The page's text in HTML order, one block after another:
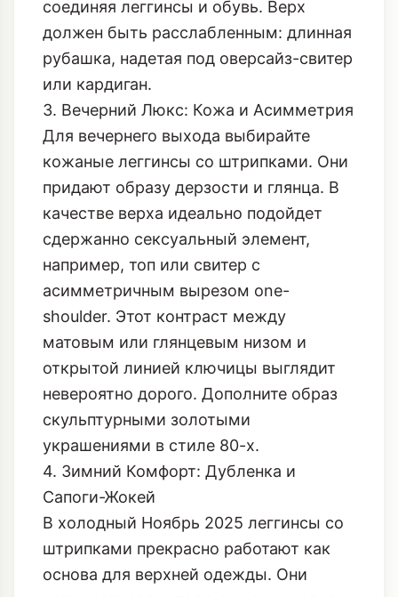
панк стиль. Здесь штрипка выполняет
роль стилистического мостика,
соединяя леггинсы и обувь. Верх
должен быть расслабленным: длинная
рубашка, надетая под оверсайз-свитер
или кардиган.
3. Вечерний Люкс: Кожа и Асимметрия
Для вечернего выхода выбирайте
кожаные леггинсы со штрипками. Они
придают образу дерзости и глянца. В
качестве верха идеально подойдет
сдержанно сексуальный элемент,
например, топ или свитер с
асимметричным вырезом one-
shoulder. Этот контраст между
матовым или глянцевым низом и
открытой линией ключицы выглядит
невероятно дорого. Дополните образ
скульптурными золотыми
украшениями в стиле 80-х.
4. Зимний Комфорт: Дубленка и
Сапоги-Жокей
В холодный Ноябрь 2025 леггинсы со